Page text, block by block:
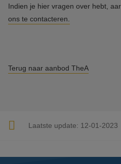
Indien je hier vragen over hebt,
ons te contacteren.
Terug naar aanbod TheA
Laatste update: 12-01-2023